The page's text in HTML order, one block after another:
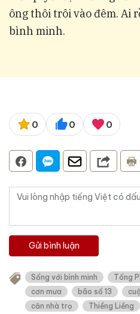
ông thôi trôi vào đêm. Ai
bình minh.
0 0 0
Gửi bình luận
Sống với bình minh Tống
cơn mưa
bão số 13
căn nhà trọ
Thiềng Liềng